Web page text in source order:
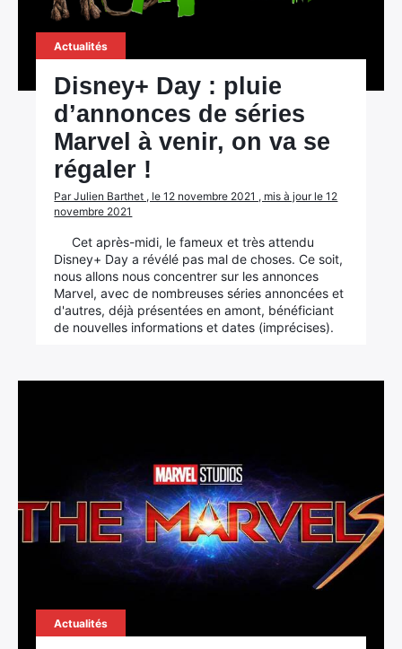
Actualités
Disney+ Day : pluie
d’annonces de séries
Marvel à venir, on va se
régaler !
Par Julien Barthet , le 12 novembre 2021 , mis à jour le 12
novembre 2021
Cet après-midi, le fameux et très attendu
Disney+ Day a révélé pas mal de choses. Ce soit,
nous allons nous concentrer sur les annonces
Marvel, avec de nombreuses séries annoncées et
d'autres, déjà présentées en amont, bénéficiant
de nouvelles informations et dates (imprécises).
Actualités